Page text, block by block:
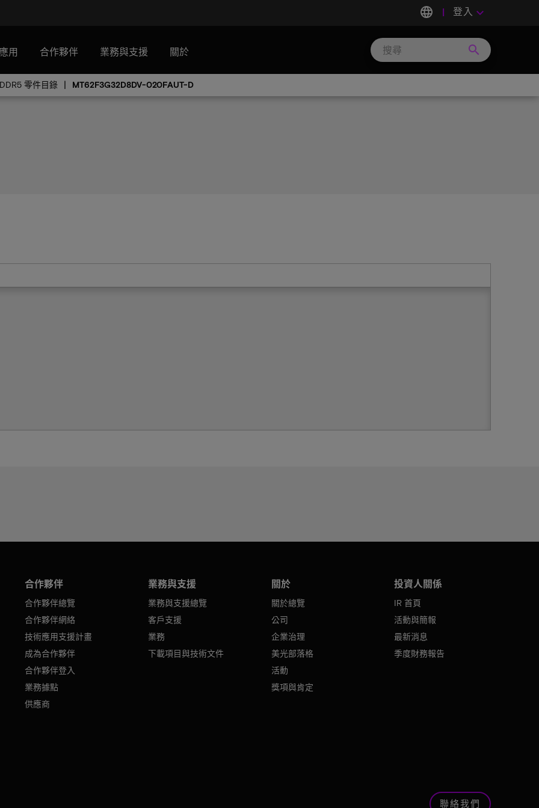
language 登入 keyboard_arrow_down
用 合作夥伴 業務與支援 關於 search
零件目錄 MT62F3G32D8DV-020FAUT-D
合作夥伴
合作夥伴總覽
合作夥伴網絡
技術應用支援計畫
成為合作夥伴
合作夥伴登入
業務據點
供應商
業務與支援
業務與支援總覽
客戶支援
業務
下載項目與技術文件
關於
關於總覽
公司
企業治理
美光部落格
活動
獎項與肯定
投資人關係
IR 首頁
活動與簡報
最新消息
季度財務報告
聯絡我們